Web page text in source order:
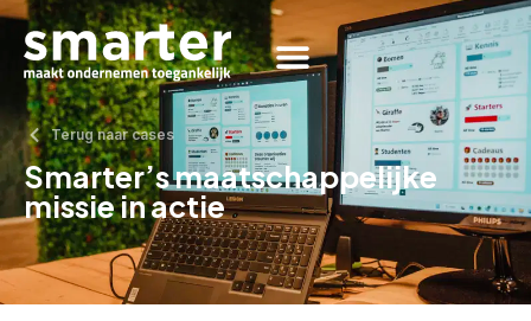
Terug naar cases
Smarter’s maatschappelijke
missie in actie